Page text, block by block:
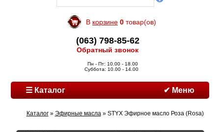
В корзине 0 товар(ов)
(063) 798-85-62
Обратный звонок
Пн - Пт: 10.00 - 18.00
Суббота: 10.00 - 14.00
☰ Каталог ✔ Меню
Каталог» Эфирные масла» STYX Эфирное масло Роза (Rosa)